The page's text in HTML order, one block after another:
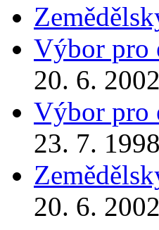
Výbor pro
20. 6. 2002
Výbor pro
23. 7.
20. 6. 2002